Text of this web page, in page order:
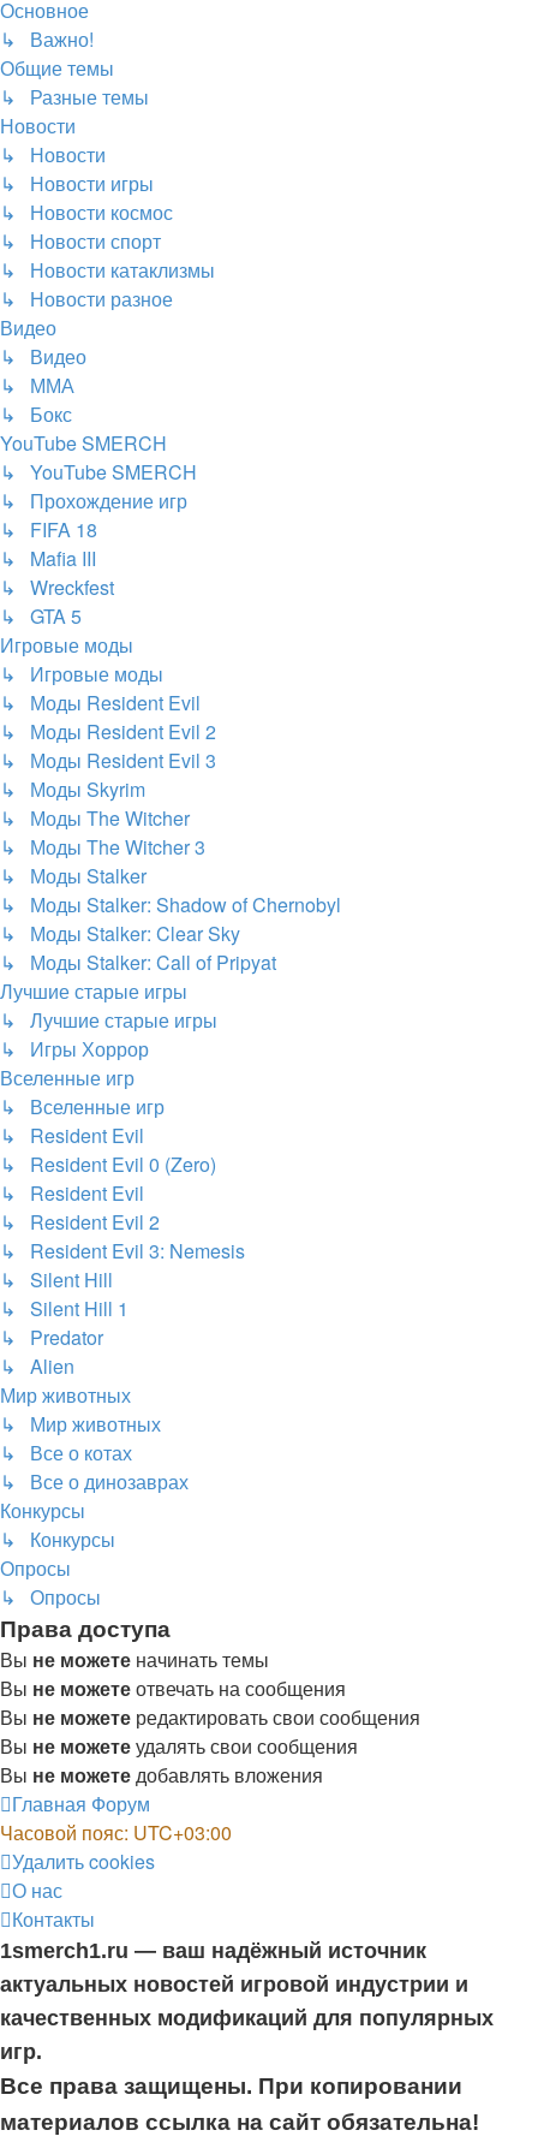
Основное
↳ Важно!
Общие темы
↳ Разные темы
Новости
↳ Новости
↳ Новости игры
↳ Новости космос
↳ Новости спорт
↳ Новости катаклизмы
↳ Новости разное
Видео
↳ Видео
↳ ММА
↳ Бокс
YouTube SMERCH
↳ YouTube SMERCH
↳ Прохождение игр
↳ FIFA 18
↳ Mafia III
↳ Wreckfest
↳ GTA 5
Игровые моды
↳ Игровые моды
↳ Моды Resident Evil
↳ Моды Resident Evil 2
↳ Моды Resident Evil 3
↳ Моды Skyrim
↳ Моды The Witcher
↳ Моды The Witcher 3
↳ Моды Stalker
↳ Моды Stalker: Shadow of Chernobyl
↳ Моды Stalker: Clear Sky
↳ Моды Stalker: Call of Pripyat
Лучшие старые игры
↳ Лучшие старые игры
↳ Игры Хоррор
Вселенные игр
↳ Вселенные игр
↳ Resident Evil
↳ Resident Evil 0 (Zero)
↳ Resident Evil
↳ Resident Evil 2
↳ Resident Evil 3: Nemesis
↳ Silent Hill
↳ Silent Hill 1
↳ Predator
↳ Alien
Мир животных
↳ Мир животных
↳ Все о котах
↳ Все о динозаврах
Конкурсы
↳ Конкурсы
Опросы
↳ Опросы
Права доступа
Вы не можете начинать темы
Вы не можетеотвечать на сообщения
Вы не можете редактировать свои сообщения
Вы не можетеудалять свои сообщения
Вы не можетедобавлять вложения
Главная Форум
Часовой пояс: UTC+03:00
Удалить cookies
О нас
Контакты
1smerch1.ru — ваш надёжный источник
актуальных новостей игровой индустрии и
качественных модификаций для популярных
игр.
Все права защищены. При копировании
материалов ссылка на сайт обязательна!